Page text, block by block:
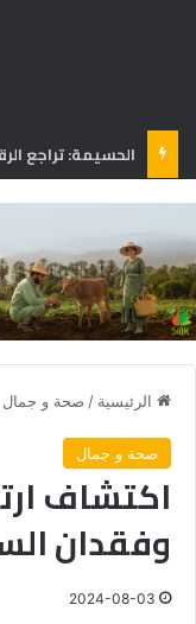
الرئيسية / صحة و جمال
صحة و جمال
وفقدان
2024-08-03